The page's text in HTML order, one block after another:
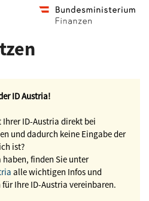
ID Austria!
Ihrer ID-Austria direkt bei
und dadurch keine Eingabe der
ist?
haben, finden Sie unter
alle wichtigen Infos und
Ihre ID-Austria vereinbaren.